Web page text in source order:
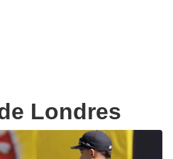
Londres